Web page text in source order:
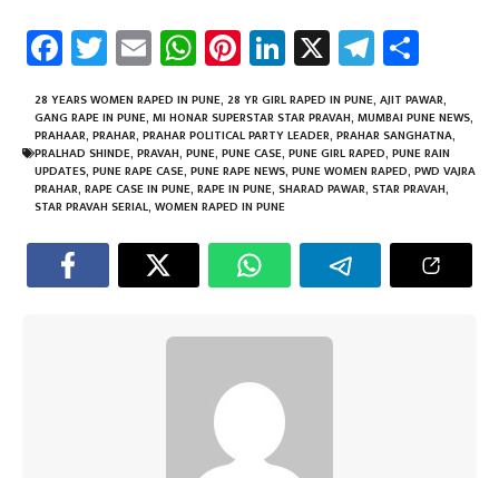
Fa
ce
b
o
ok
T
wi
tt
er
E
m
ail
W
h
at
sA
p
p
Pi
nt
er
es
t
Li
nk
e
dI
n
X Te
le
gr
a
m
ar
e
28 YEARS WOMEN RAPED IN PUNE, 28 YR GIRL RAPED IN PUNE, AJIT PAWAR,
GANG RAPE IN PUNE, MI HONAR SUPERSTAR STAR PRAVAH, MUMBAI PUNE NEWS,
PRAHAAR, PRAHAR, PRAHAR POLITICAL PARTY LEADER, PRAHAR SANGHATNA,
PRALHAD SHINDE, PRAVAH, PUNE, PUNE CASE, PUNE GIRL RAPED, PUNE RAIN
UPDATES, PUNE RAPE CASE, PUNE RAPE NEWS, PUNE WOMEN RAPED, PWD VAJRA
PRAHAR, RAPE CASE IN PUNE, RAPE IN PUNE, SHARAD PAWAR, STAR PRAVAH,
STAR PRAVAH SERIAL, WOMEN RAPED IN PUNE